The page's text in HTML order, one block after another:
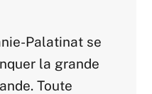
Palatinat se
la grande
Toute